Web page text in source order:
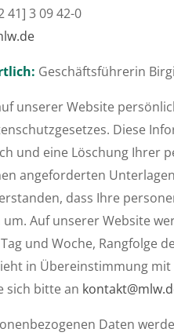
41] 3 09 42-0
Geschäftsführerin
unserer Website
Diese
und eine Löschung Ihrer
angefor­derten
dass Ihre
Auf unserer Website
und Woche, Rangfolge
in Übereinstimmung
sich bitte an
Daten